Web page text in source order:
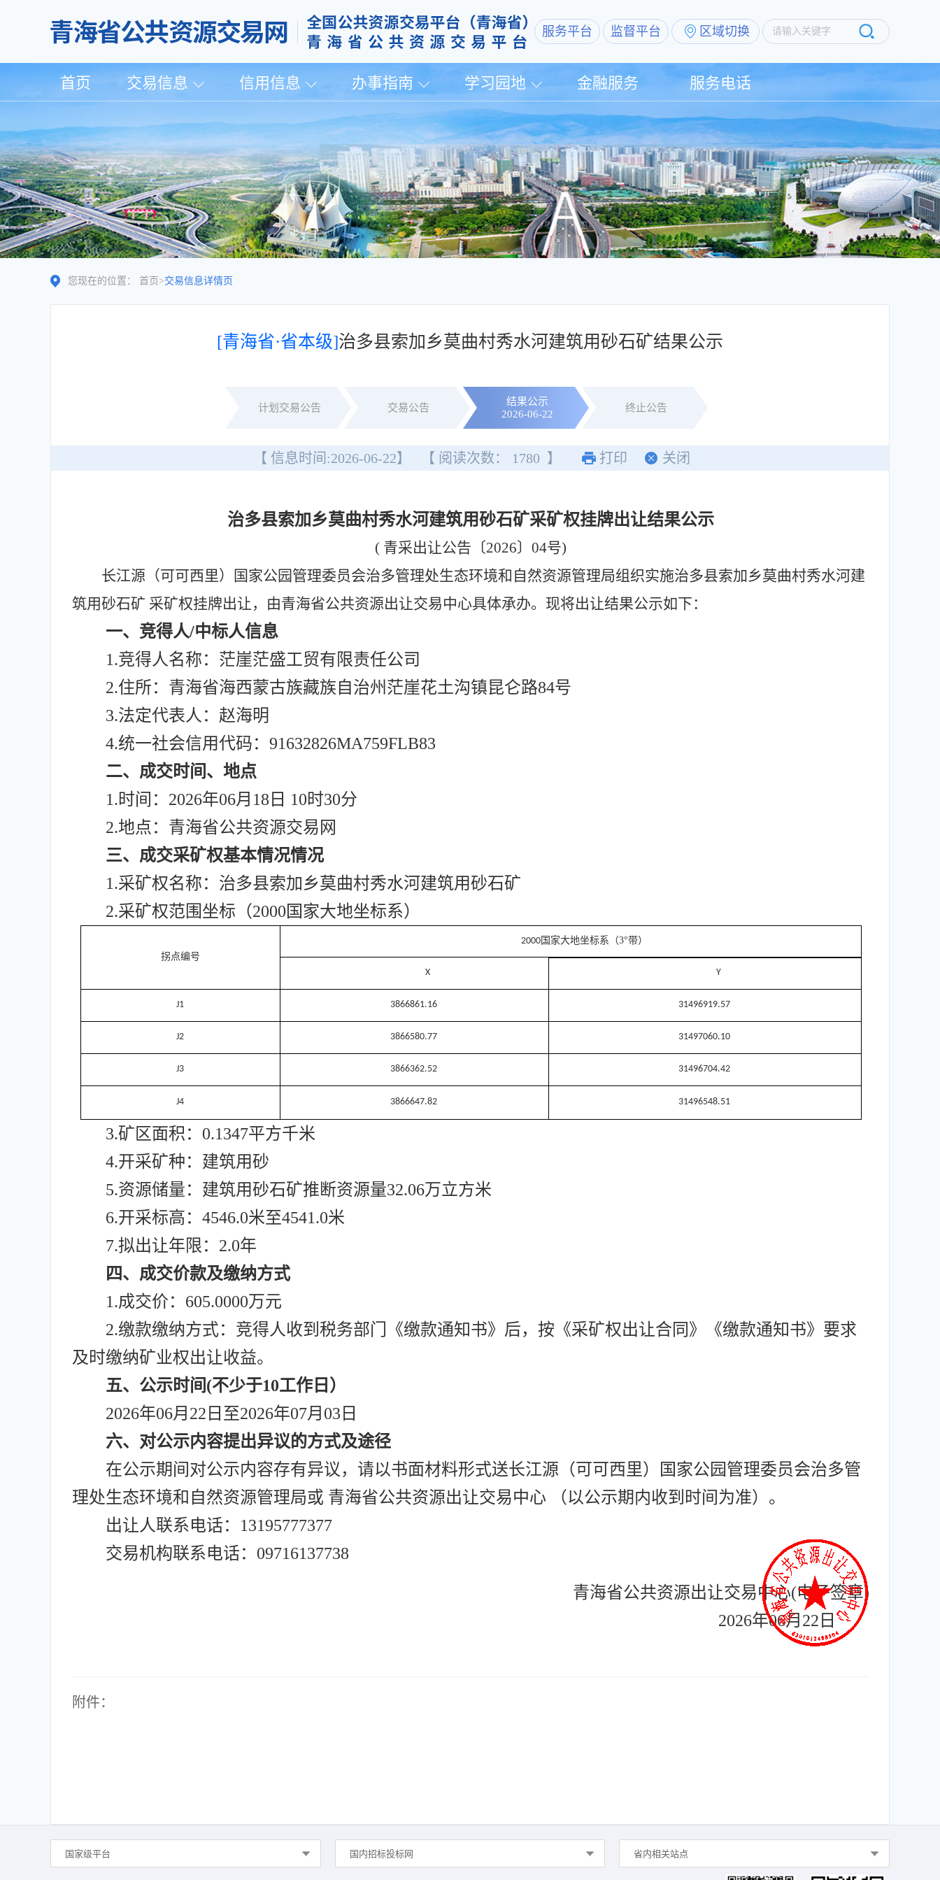
服务平台 监督平台 区域切换 请输入关键字
首页 交易信息 信用信息 办事指南 学习园地 金融服务 服务电话
您现在的位置： 首页 >交易信息详情页
[青海省·省本级]治多县索加乡莫曲村秀水河建筑用砂石矿结果公示
计划交易公告 交易公告
结果公示
2026-06-22
终止公告
【 信息时间:2026-06-22】 【 阅读次数： 1780 】 打印 关闭
治多县索加乡莫曲村秀水河建筑用砂石矿采矿权挂牌出让结果公示
( 青采出让公告〔2026〕04号)
长江源（可可西里）国家公园管理委员会治多管理处生态环境和自然资源管理局组织实施治多县索加乡莫曲村秀水河建
筑用砂石矿 采矿权挂牌出让，由青海省公共资源出让交易中心具体承办。现将出让结果公示如下：
一、竞得人/中标人信息
1.竞得人名称：茫崖茫盛工贸有限责任公司
2.住所：青海省海西蒙古族藏族自治州茫崖花土沟镇昆仑路84号
3.法定代表人：赵海明
4.统一社会信用代码：91632826MA759FLB83
二、成交时间、地点
1.时间：2026年06月18日 10时30分
2.地点：青海省公共资源交易网
三、成交采矿权基本情况情况
1.采矿权名称：治多县索加乡莫曲村秀水河建筑用砂石矿
2.采矿权范围坐标（2000国家大地坐标系）
拐点编号
2000国家大地坐标系（3°带）
X Y
J1 3866861.16 31496919.57
J2 3866580.77 31497060.10
J3 3866362.52 31496704.42
J4 3866647.82 31496548.51
3.矿区面积：0.1347平方千米
4.开采矿种：建筑用砂
5.资源储量：建筑用砂石矿推断资源量32.06万立方米
6.开采标高：4546.0米至4541.0米
7.拟出让年限：2.0年
四、成交价款及缴纳方式
1.成交价：605.0000万元
2.缴款缴纳方式：竞得人收到税务部门《缴款通知书》后，按《采矿权出让合同》《缴款通知书》要求
及时缴纳矿业权出让收益。
五、公示时间(不少于10工作日）
2026年06月22日至2026年07月03日
六、对公示内容提出异议的方式及途径
在公示期间对公示内容存有异议，请以书面材料形式送长江源（可可西里）国家公园管理委员会治多管
理处生态环境和自然资源管理局或 青海省公共资源出让交易中心 （以公示期内收到时间为准）。
出让人联系电话：13195777377
交易机构联系电话：09716137738
青海省公共资源出让交易中心(电子签章)
2026年06月22日
附件：
国家级平台 国内招标投标网 省内相关站点